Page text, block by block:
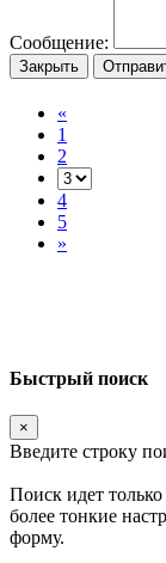
Сообщение:
Закрыть
«
1
2
4
5
»
Быстрый поиск
×
Введите строку
Поиск идет
более тонкие
форму.